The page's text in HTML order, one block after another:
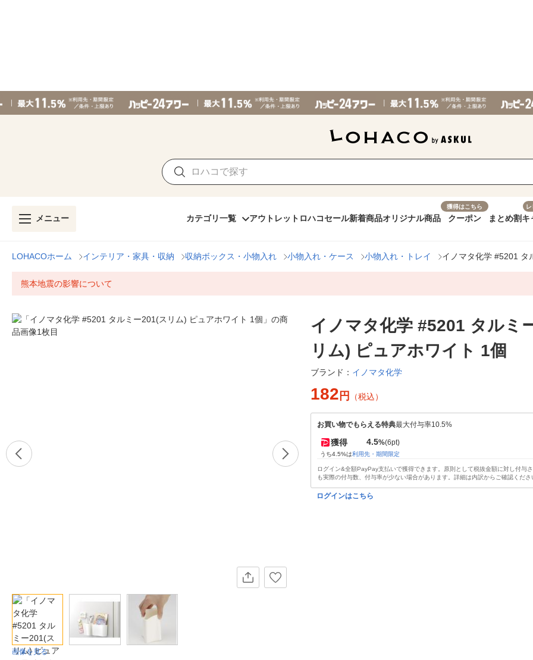
メニュー カテゴリ一覧 アウトレット ロハコセール新着商品オリジナル商品
獲得はこちら
クーポン まとめ割キ
LOHACOホーム インテリア・家具・収納 収納ボックス・小物入れ 小物入れ・ケース 小物入れ・トレイ イノマタ化学 #5201 タ
熊本地震の影響について
画像を見る
イノマタ化学 #5201 タルミ
リム) ピュアホワイト 1個
ブランド： イノマタ化学
182 円 （税込）
お買い物でもらえる特典最大付与率10.5%
獲得 4.5%(6pt)
うち4.5%は利用先・期間限定
ログイン&全額PayPay支払いで獲得できます。原則として税抜金額に対し付与
も実際の付与数、付与率が少ない場合があります。詳細は内訳からご確認くださ
ログインはこちら